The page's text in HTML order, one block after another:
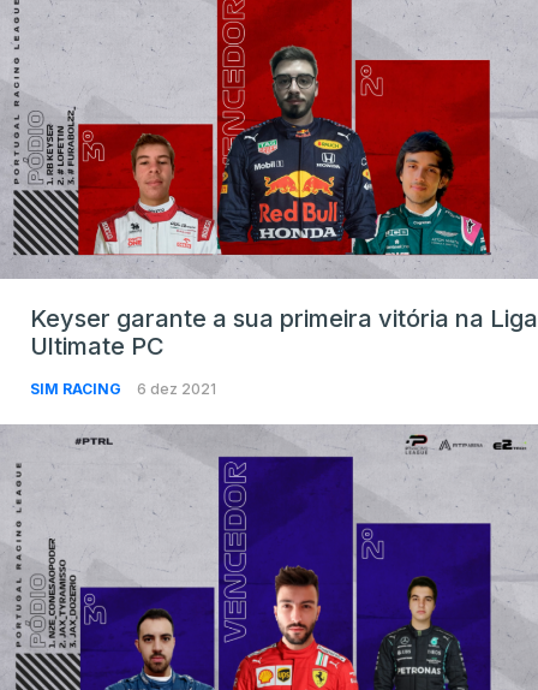
Keyser garante a sua primeira vitória na Liga
Ultimate PC
SIM RACING 6 dez 2021